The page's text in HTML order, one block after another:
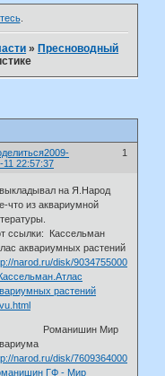
.
» Пресноводный
1
2009-
11 22:57:37
на Я.Народ
что из аквариумной
ссылки: Кассельман
аквариумных растений
narod.ru/disk/9034755000/
растений
Мир
narod.ru/disk/7609364000/
ГФ - Мир